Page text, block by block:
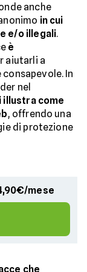
anche
in cui
e/o illegali.
è
aiutarli a
In
nel
illustra come
, offrendo una
di protezione
mese
che